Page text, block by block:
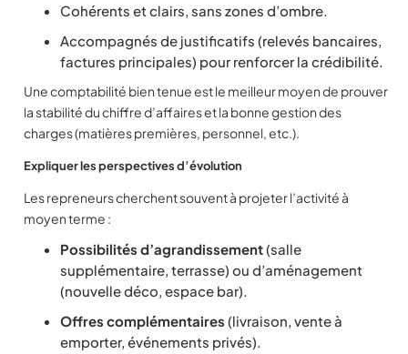
Cohérents et clairs, sans zones d’ombre.
Accompagnés de justificatifs (relevés bancaires,
factures principales) pour renforcer la crédibilité.
Une comptabilité bien tenue est le meilleur moyen de prouver
la stabilité du chiffre d’affaires et la bonne gestion des
charges (matières premières, personnel, etc.).
Expliquer les perspectives d’évolution
Les repreneurs cherchent souvent à projeter l’activité à
moyen terme :
Possibilités d’agrandissement(salle
supplémentaire, terrasse) ou d’aménagement
(nouvelle déco, espace bar).
Offres complémentaires (livraison, vente à
emporter, événements privés).